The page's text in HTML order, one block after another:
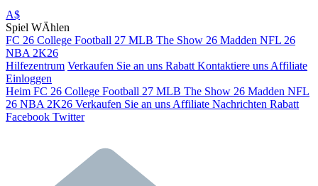
A$
Spiel WÄhlen
FC 26 College Football 27 MLB The Show 26 Madden NFL 26
NBA 2K26
Hilfezentrum Verkaufen Sie an uns Rabatt Kontaktiere uns Affiliate
Einloggen
Heim FC 26 College Football 27 MLB The Show 26 Madden NFL
26 NBA 2K26 Verkaufen Sie an uns Affiliate Nachrichten Rabatt
Facebook Twitter